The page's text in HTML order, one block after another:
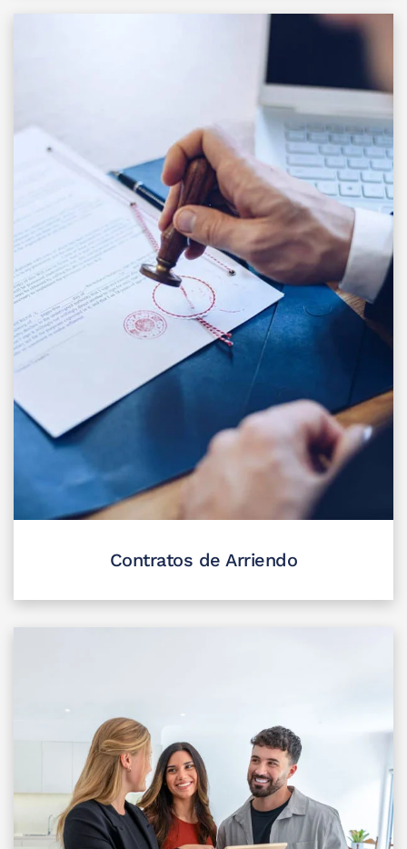
Contratos de Arriendo